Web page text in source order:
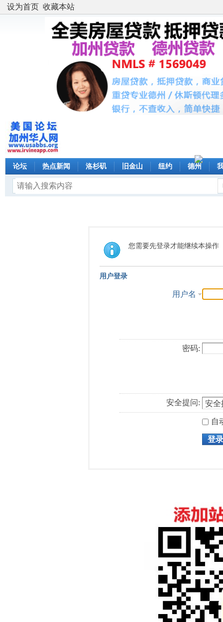
设为首页 收藏本站
论坛 热点新闻 洛杉矶 旧金山 纽约 德州
您需要先登录才能继续本操作
用户登录
用户名
密码:
安全提问:
自
登录